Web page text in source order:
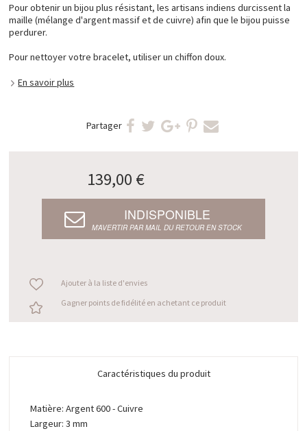
Pour obtenir un bijou plus résistant, les artisans indiens durcissent la
maille (mélange d'argent massif et de cuivre) afin que le bijou puisse
perdurer.
Pour nettoyer votre bracelet, utiliser un chiffon doux.
En savoir plus
Partager
139,00 €
INDISPONIBLE
M’AVERTIR PAR MAIL DU RETOUR EN STOCK
Ajouter à la liste d'envies
Gagner points de fidélité en achetant ce produit
Caractéristiques du produit
Matière: Argent 600 - Cuivre
Largeur: 3 mm